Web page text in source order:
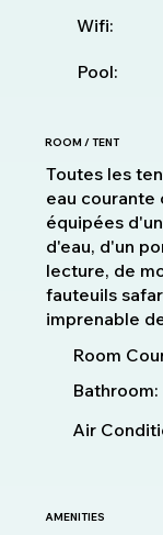
Wifi:
Pool:
ROOM / TENT
Toutes les
eau courante
équipées
d'eau, d'un
lecture, de
fauteuils
imprenable
Room
Bathroom:
Air
AMENITIES